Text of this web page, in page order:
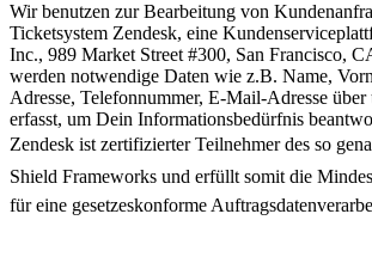
Wir benutzen zur Bearbeitung von
Ticketsystem Zendesk, eine
Inc., 989 Market Street #300, San Francisco,
werden notwendige Daten wie z.B. Name,
Adresse, Telefonnummer, E-Mail-Adresse über
erfasst, um Dein Informationsbedürfnis
Zendesk ist zertifizierter Teilnehmer des so
Shield Frameworks und erfüllt somit die
für eine gesetzeskonforme